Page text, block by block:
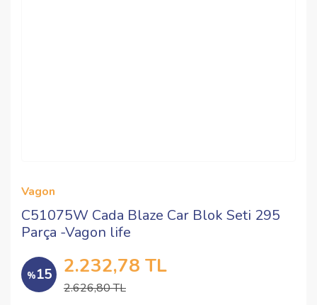
Vagon
C51075W Cada Blaze Car Blok Seti 295
Parça -Vagon life
%15 2.232,78 TL
2.626,80 TL